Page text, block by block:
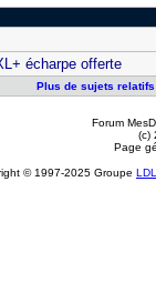
écharpe offerte
Plus de sujets relatifs
Forum
(c)
Page
© 1997-2025 Groupe